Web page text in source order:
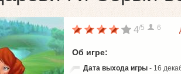
4/5 6
Об игре:
Дата выхода игры - 16